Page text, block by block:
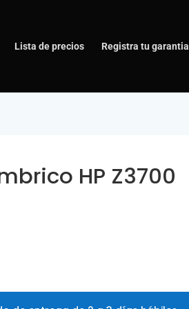
Lista de precios Registra tu garantia
HP Z3700